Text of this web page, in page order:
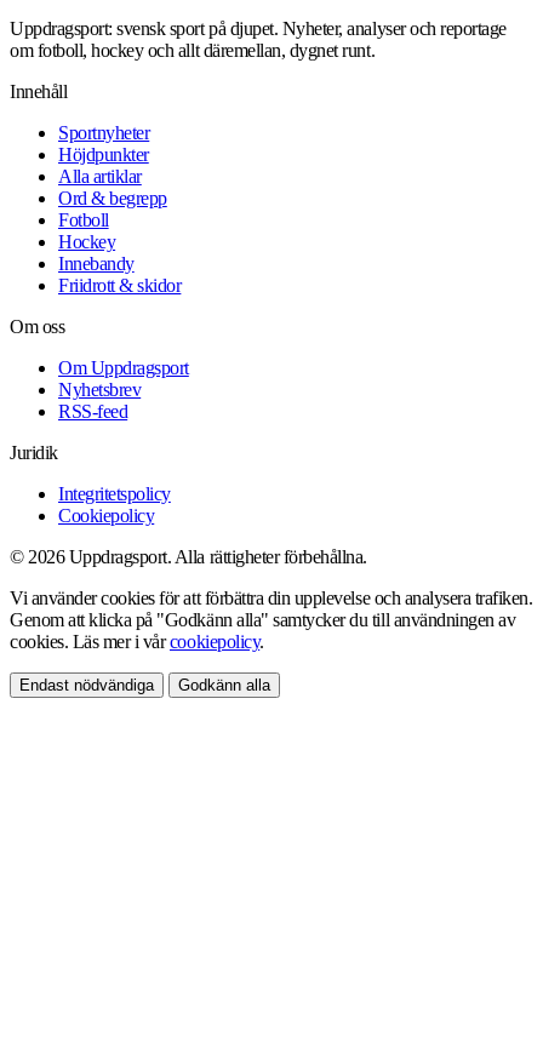
Uppdragsport: svensk sport på djupet. Nyheter, analyser och reportage
om fotboll, hockey och allt däremellan, dygnet runt.
Innehåll
Sportnyheter
Höjdpunkter
Alla artiklar
Ord & begrepp
Fotboll
Hockey
Innebandy
Friidrott & skidor
Om oss
Om Uppdragsport
Nyhetsbrev
RSS-feed
Juridik
Integritetspolicy
Cookiepolicy
© 2026 Uppdragsport. Alla rättigheter förbehållna.
Vi använder cookies för att förbättra din upplevelse och analysera trafiken.
Genom att klicka på "Godkänn alla" samtycker du till användningen av
cookies. Läs mer i vårcookiepolicy.
Endast nödvändiga Godkänn alla